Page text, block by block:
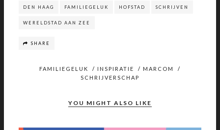
DEN HAAG FAMILIEGELUK HOFSTAD SCHRIJVEN
WERELDSTAD AAN ZEE
SHARE
FAMILIEGELUK / INSPIRATIE / MARCOM
/
SCHRIJVERSCHAP
YOU MIGHT ALSO LIKE